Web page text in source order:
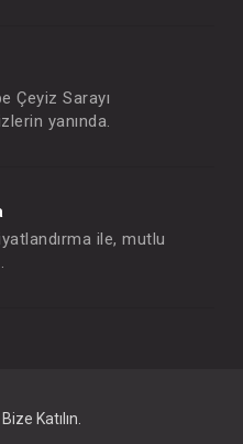
Çeyiz Sarayı
yanında.
ile, mutlu
Katılın.